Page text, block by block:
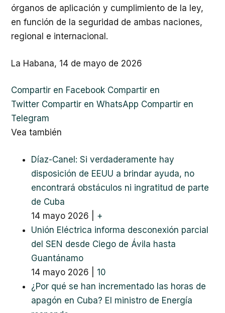
órganos de aplicación y cumplimiento de la ley,
en función de la seguridad de ambas naciones,
regional e internacional.
La Habana, 14 de mayo de 2026
Compartir en Facebook Compartir en
Twitter Compartir en WhatsApp Compartir en
Telegram
Vea también
Díaz-Canel: Si verdaderamente hay
disposición de EEUU a brindar ayuda, no
encontrará obstáculos ni ingratitud de parte
de Cuba
14 mayo 2026
+
Unión Eléctrica informa desconexión parcial
del SEN desde Ciego de Ávila hasta
Guantánamo
14 mayo 2026
10
¿Por qué se han incrementado las horas de
apagón en Cuba? El ministro de Energía